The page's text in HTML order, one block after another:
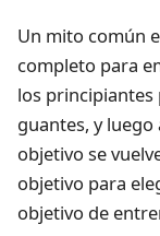
Un mito común
completo para
los principiantes
guantes, y
objetivo se
objetivo para
objetivo de